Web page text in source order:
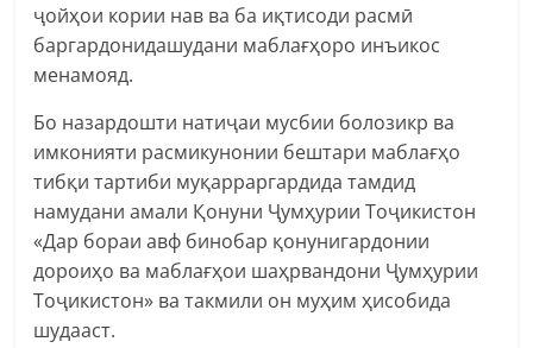
ҷойҳои кории нав ва ба иқтисоди расмӣ
баргардонидашудани маблағҳоро инъикос
менамояд.
Бо назардошти натиҷаи мусбии болозикр ва
имконияти расмикунонии бештари маблағҳо
тибқи тартиби муқарраргардида тамдид
намудани амали Қонуни Ҷумҳурии Тоҷикистон
«Дар бораи авф бинобар қонунигардонии
дороиҳо ва маблағҳои шаҳрвандони Ҷумҳурии
Тоҷикистон» ва такмили он муҳим ҳисобида
шудааст.